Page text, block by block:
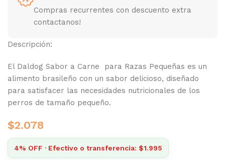
Compras recurrentes con descuento extra
contactanos!
Descripción:
El Daldog Sabor a Carne para Razas Pequeñas es un
alimento brasileño con un sabor delicioso, diseñado
para satisfacer las necesidades nutricionales de los
perros de tamaño pequeño.
$2.078
4% OFF · Efectivo o transferencia: $1.995